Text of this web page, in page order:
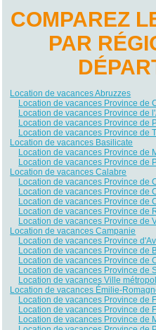
COMPAREZ
PAR
Location de vacances Abruzzes
Location de vacances Province de
Location de vacances Province de
Location de vacances Province de
Location de vacances Province de
Location de vacances Basilicate
Location de vacances Province de
Location de vacances Province de
Location de vacances Calabre
Location de vacances Province de
Location de vacances Province de
Location de vacances Province de
Location de vacances Province de
Location de vacances Province de
Location de vacances Campanie
Location de vacances Province
Location de vacances Province de
Location de vacances Province de
Location de vacances Province de
Location de vacances Ville
Location de vacances Émilie-
Location de vacances Province de
Location de vacances Province de
Location de vacances Province de